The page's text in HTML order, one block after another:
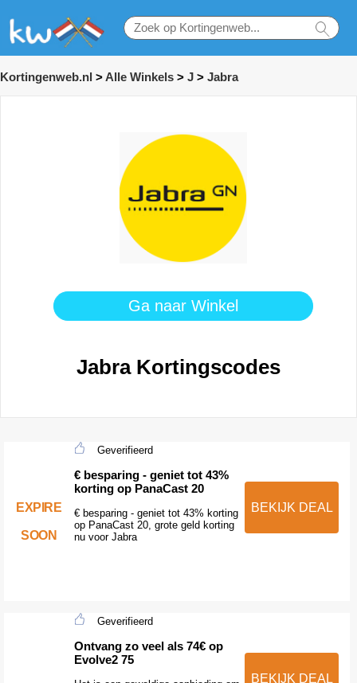
Kortingenweb.nl > Alle Winkels > J > Jabra
Ga naar Winkel
Jabra Kortingscodes
EXPIRE
SOON
Geverifieerd
€ besparing - geniet tot 43%
korting op PanaCast 20
€ besparing - geniet tot 43% korting
op PanaCast 20, grote geld korting
nu voor Jabra
BEKIJK DEAL
Geverifieerd
Ontvang zo veel als 74€ op
Evolve2 75
BEKIJK DEAL